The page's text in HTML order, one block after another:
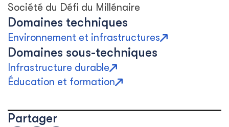
Société du Défi du Millénaire
Domaines techniques
Environnement et infrastructures
Domaines sous-techniques
Infrastructure durable
Éducation et formation
Partager